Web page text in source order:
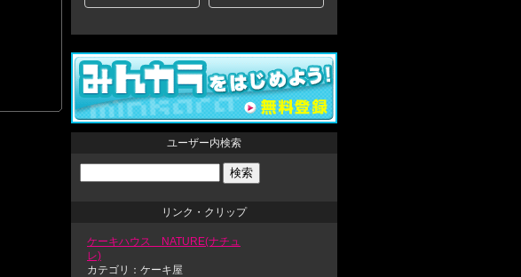
ユーザー内検索
リンク・クリップ
ケーキハウス NATURE(ナチュ
レ)
カテゴリ：ケーキ屋